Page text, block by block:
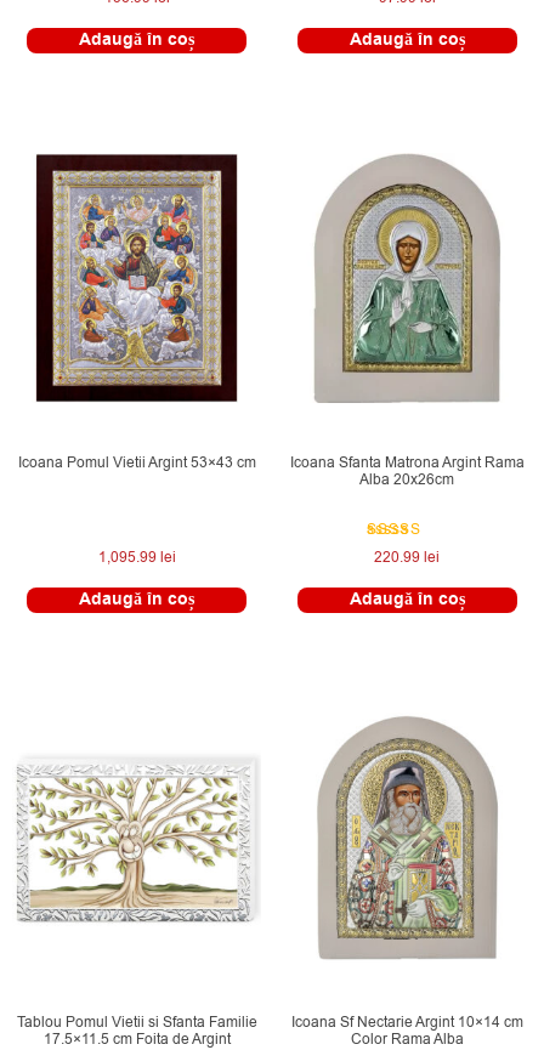
Adaugă în coș Adaugă în coș
Icoana Pomul Vietii Argint 53×43 cm
1,095.99lei
Adaugă în coș
Icoana Sfanta Matrona Argint Rama
Alba 20x26cm
Evaluat la
5.00
220.99lei
Adaugă în coș
Tablou Pomul Vietii si Sfanta Familie
17.5×11.5 cm Foita de Argint
Icoana Sf Nectarie Argint 10×14 cm
Color Rama Alba